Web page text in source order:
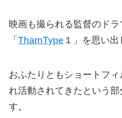
映画も撮られる監督のド
「 TharnType １」を思い出
おふたりともショートフ
れ活動されてきたという部
す。